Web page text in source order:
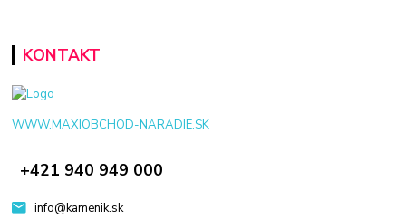
KONTAKT
WWW.MAXIOBCHOD-NARADIE.SK
+421 940 949 000
info@kamenik.sk